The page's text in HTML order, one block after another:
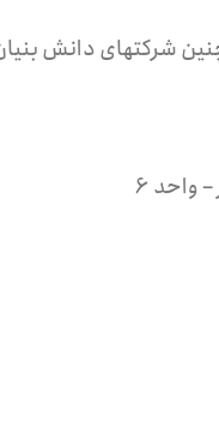
شرکتهای دانش
6